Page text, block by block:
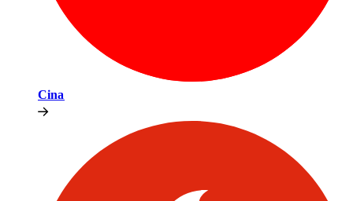
Cina​​